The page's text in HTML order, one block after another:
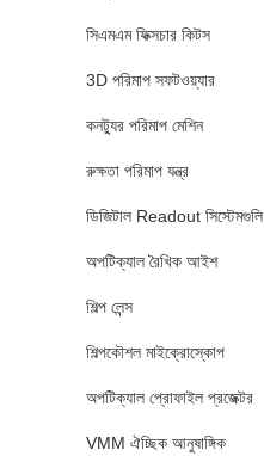
সিএমএম ফিক্সচার কিটস
3D পরিমাপ সফটওয়্যার
কনট্যুর পরিমাপ মেশিন
রুক্ষতা পরিমাপ যন্ত্র
ডিজিটাল Readout সিস্টেমগুলি
অপটিক্যাল রৈখিক আইশ
শিল্প লেন্স
শিল্পকৌশল মাইক্রোস্কোপ
অপটিক্যাল প্রোফাইল প্রজেক্টর
VMM ঐচ্ছিক আনুষাঙ্গিক